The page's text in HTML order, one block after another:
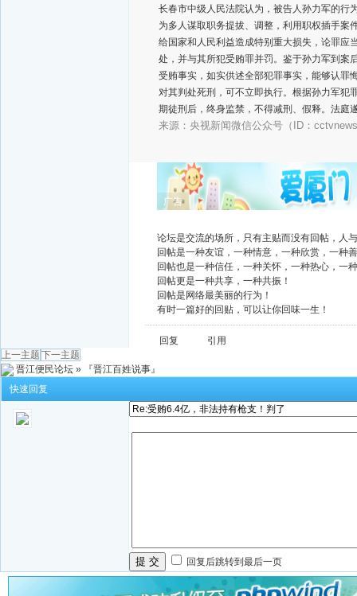
长春市中级人民法院认为，被告人孙力军的行
为多人谋取职务提拔、调整，利用职权插手案
给国家和人民利益造成特别重大损失，论罪应
处，并与其所犯受贿罪并罚。鉴于孙力军到案
受贿事实，如实供述全部犯罪事实，能够认罪
对其判处死刑，可不立即执行。根据孙力军犯
期徒刑后，终身监禁，不得减刑、假释。法庭
来源：央视新闻微信公众号（ID：
广告
论坛是交流的场所，只有主贴而没有回帖，人
回帖是一种友谊，一种情意，一种欣赏，一种
回帖也是一种信任，一种关怀，一种热心，一
回帖更是一种共享，一种共振！
回帖是网络最美丽的行为！
有时一篇好的回贴，可以让你回味一生！
回复
引用
上一主题 下一主题
晋江便民论坛 »
『晋江百姓说事』
快速回复
提 交 回复后跳转到最后一页